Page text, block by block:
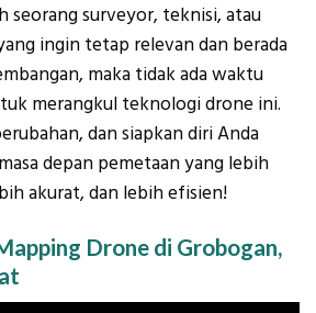
seorang surveyor, teknisi, atau
ingin tetap relevan dan berada
maka tidak ada waktu
merangkul teknologi drone ini.
dan siapkan diri Anda
depan pemetaan yang lebih
akurat, dan lebih efisien!
Drone di Grobogan,